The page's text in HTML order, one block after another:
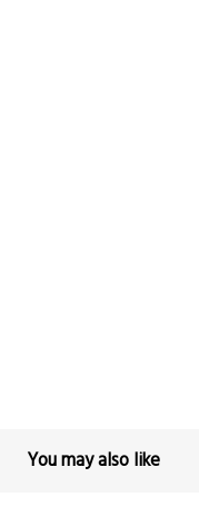
You may also like